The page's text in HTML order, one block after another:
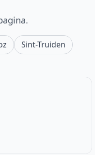
Sint-Truiden